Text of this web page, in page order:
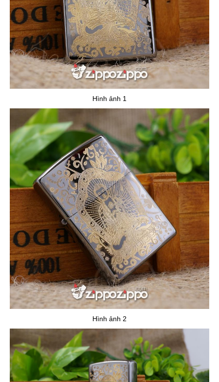
Hình ảnh 1
Hình ảnh 2